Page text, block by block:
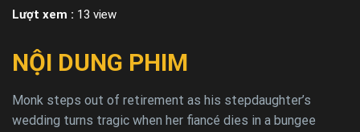
Lượt xem : 13 view
NỘI DUNG PHIM
Monk steps out of retirement as his stepdaughter’s
wedding turns tragic when her fiancé dies in a bungee